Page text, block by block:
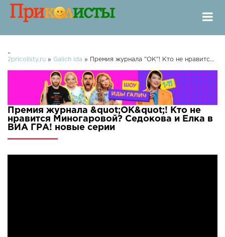
-
2pricolisty.ru » Galich Ida » Премия журнала "ОК"! Кто не нравится Миногаровой? Седокова и Елка в ВИА ГРА!
Премия журнала &quot;ОК&quot;! Кто не
нравится Миногаровой? Седокова и Елка в
ВИА ГРА! новые серии